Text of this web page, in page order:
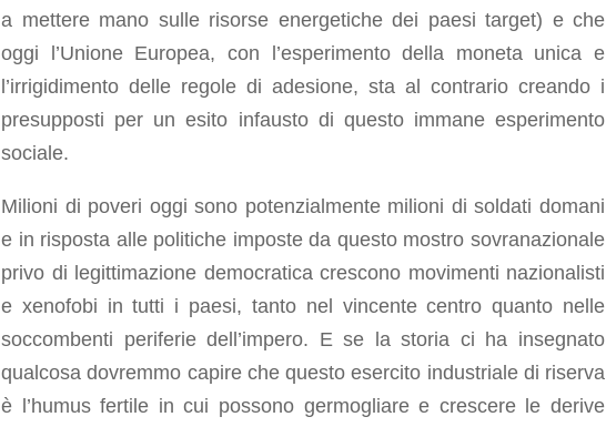
a mettere mano sulle risorse energetiche dei paesi target) e che
oggi l’Unione Europea, con l’esperimento della moneta unica e
l’irrigidimento delle regole di adesione, sta al contrario creando i
presupposti per un esito infausto di questo immane esperimento
sociale.
Milioni di poveri oggi sono potenzialmente milioni di soldati domani
e in risposta alle politiche imposte da questo mostro sovranazionale
privo di legittimazione democratica crescono movimenti nazionalisti
e xenofobi in tutti i paesi, tanto nel vincente centro quanto nelle
soccombenti periferie dell’impero. E se la storia ci ha insegnato
qualcosa dovremmo capire che questo esercito industriale di riserva
è l’humus fertile in cui possono germogliare e crescere le derive